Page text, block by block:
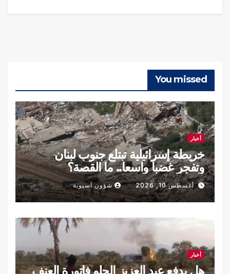
You missed
أخبار
خريطة إسرائيلية تبتلع جنوب لبنان
وتفجر غضبا واسعا.. ما القصة؟
أغسطس 10, 2026 شؤون آسيوية
أخبار
هل يدفع عبد العزيز الحلو فاتورة العنف